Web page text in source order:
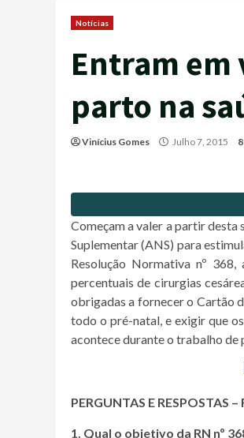
Notícias
Entram em
parto na
Vinícius Gomes Julho 7, 2015
Começam a valer a partir desta
Suplementar (ANS) para
Resolução Normativa nº
percentuais de cirurgias
obrigadas a fornecer o Cartão
todo o pré-natal, e exigir que
acontece durante o trabalho de
PERGUNTAS E RESPOSTAS
1. Qual o objetivo da RN nº